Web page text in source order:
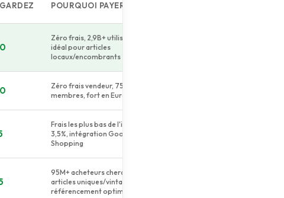
POURQUOI PAYER PLUS?
Zéro frais, 2,9B+ utilisateurs,
idéal pour articles
locaux/encombrants
Zéro frais vendeur, 75M+
membres, fort en Europe
Frais les plus bas de l'industrie
3,5%, intégration Google
Shopping
95M+ acheteurs cherchant
articles uniques/vintage,
référencement optimisé